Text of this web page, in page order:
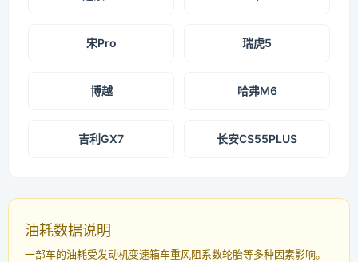
宋Pro 瑞虎5
博越 哈弗M6
吉利GX7 长安CS55PLUS
油耗数据说明
一部车的油耗受发动机变速箱车重风阻系数轮胎等多种因素影响。